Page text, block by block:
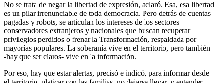
No se trata de negar la libertad de expresión, aclaró. Esa, esa libertad
es un pilar irrenunciable de toda democracia. Pero detrás de cuentas
pagadas y robots, se articulan los intereses de los sectores
conservadores extranjeros y nacionales que buscan recuperar
privilegios perdidos o frenar la Transformación, respaldada por
mayorías populares. La soberanía vive en el territorio, pero también
-hay que ser claros- vive en la información.
Por eso, hay que estar alertas, precisó e indicó, para informar desde